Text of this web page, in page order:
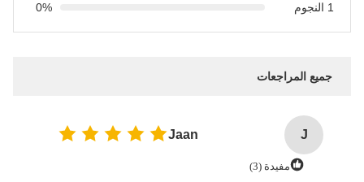
1 النجوم
0%
جميع المراجعات
J
Jaan
مفيدة (3)